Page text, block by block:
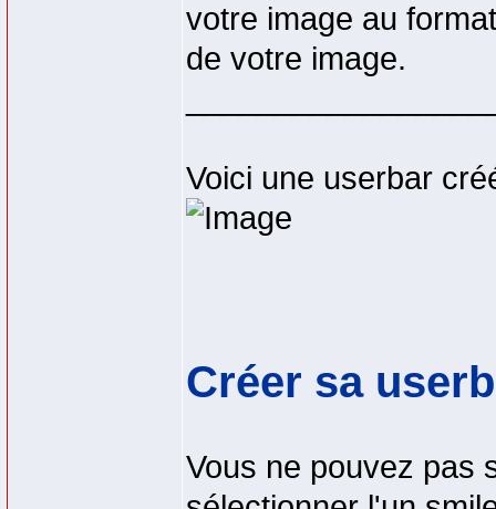
votre image au
de votre image.
Voici une userbar
Créer sa
Vous ne pouvez pas